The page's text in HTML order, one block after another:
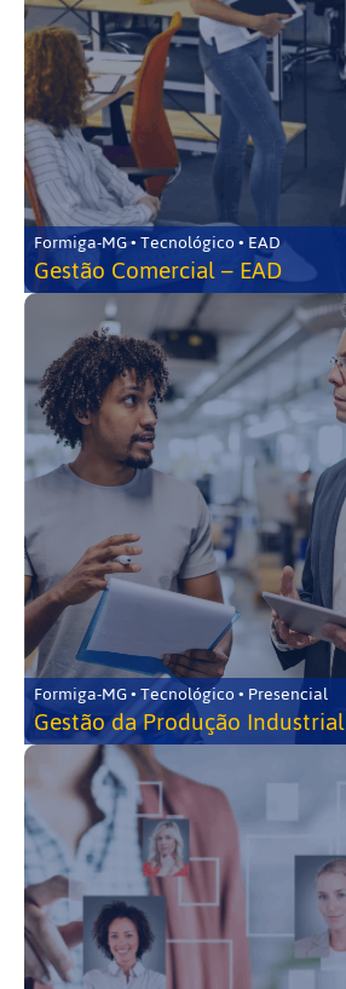
Formiga-MG • Tecnológico • EAD
Gestão Comercial – EAD
Formiga-MG • Tecnológico • Presencial
Gestão da Produção Industrial